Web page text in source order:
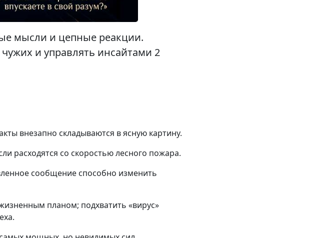
мысли и цепные реакции.
и управлять инсайтами 2
внезапно складываются в ясную картину.
расходятся со скоростью лесного пожара.
сообщение способно изменить
планом; подхватить «вирус»